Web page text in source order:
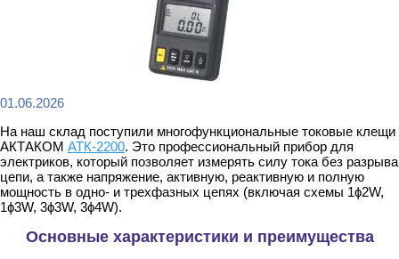
01.06.2026
На наш склад поступили многофункциональные токовые клещи
АКТАКОМ АТК-2200. Это профессиональный прибор для
электриков, который позволяет измерять силу тока без разрыва
цепи, а также напряжение, активную, реактивную и полную
мощность в одно- и трехфазных цепях (включая схемы 1ϕ2W,
1ϕ3W, 3ϕ3W, 3ϕ4W).
Основные характеристики и преимущества